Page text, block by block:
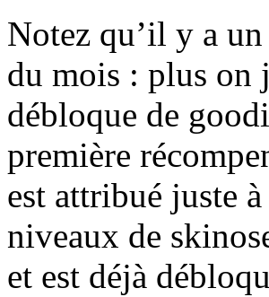
Notez qu’il y a
du mois : plus on
débloque de
première
est attribué juste
niveaux de
et est déjà